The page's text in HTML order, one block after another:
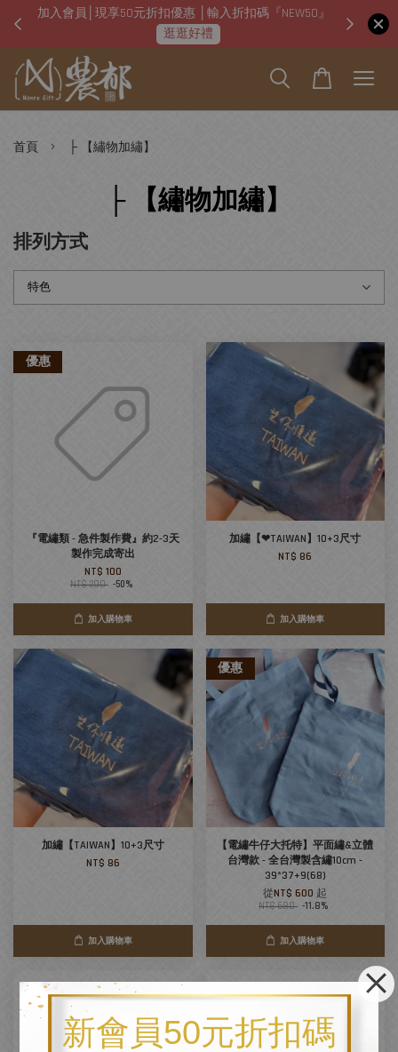
新會員50元折扣碼
加入會員│現享50元折扣優惠 │輸入折扣碼『NEW50』
逛逛好禮
即日
首頁 › ├ 【繡物加繡】
├ 【繡物加繡】
排列方式
優惠
『電繡類 - 急件製作費』約2-3天
製作完成寄出
NT$ 100
NT$ 200 -50%
加入購物車
加繡【❤TAIWAN】10+3尺寸
NT$ 86
加入購物車
加繡【TAIWAN】10+3尺寸
NT$ 86
加入購物車
優惠
【電繡牛仔大托特】平面繡&立體
台灣款 - 全台灣製含繡10cm -
39*37+9(68)
從NT$ 600 起
NT$ 680 -11.8%
加入購物車